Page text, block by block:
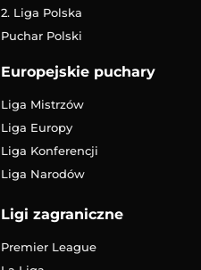
2. Liga Polska
Puchar Polski
Europejskie puchary
Liga Mistrzów
Liga Europy
Liga Konferencji
Liga Narodów
Ligi zagraniczne
Premier League